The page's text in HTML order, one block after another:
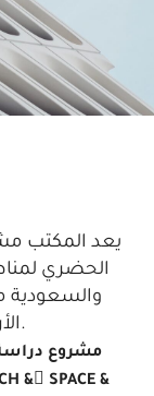
يعد المكتب
الحضري
والسعودية
الأراضي، والتصميم الحضري.